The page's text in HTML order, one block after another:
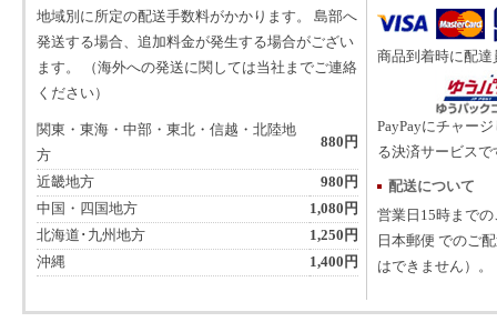
地域別に所定の配送手数料がかかります。 島部へ
発送する場合、追加料金が発生する場合がござい
ます。 （海外への発送に関しては当社までご連絡
ください）
関東・東海・中部・東北・信越・北陸地
方
880円
近畿地方
980円
中国・四国地方
1,080円
北海道･九州地方
1,250円
沖縄
1,400円
商品到着時に配
PayPayにチャー
る決済サービスで
配送について
営業日15時まで
日本郵便 でのご
はできません）。